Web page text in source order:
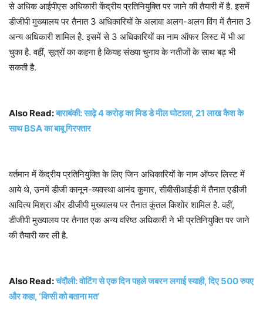
से अधिक आईपीएस अधिकारी केंद्रीय प्रतिनियुक्ति पर जाने की तैयारी में है. इसमें
डीजीपी मुख्यालय पर तैनात 3 अधिकारियों के अलावा अलग-अलग विंग में तैनात 3
अन्य अधिकारी शामिल है. इसमें से 3 अधिकारियों का नाम ऑफर लिस्ट में भी आ
चुका है. वहीं, सूत्रों का कहना है कियह संख्या चुनाव के नतीजों के साथ बढ़ भी
सकती है.
Also Read:बाराबंकी: साढ़े 4 करोड़ का मिड डे मील घोटाला, 21 लाख कैश के
साथ BSA का बाबू गिरफ्तार
वर्तमान में केंद्रीय प्रतिनियुक्ति के लिए जिन अधिकारियों के नाम ऑफर लिस्ट में
आये थे, उनमें डीजी कानून-व्यवस्था आनंद कुमार, सीबीसीआईडी में तैनात एडीजी
आदित्य मिश्रा और डीजीपी मुख्यालय पर तैनात कुंतल किशोर शामिल है. वहीं,
डीजीपी मुख्यालय पर तैनात एक अन्य वरिष्ठ अधिकारी ने भी प्रतिनियुक्ति पर जाने
की तैयारी कर ली है.
Also Read:चंदौली: वोटिंग से एक दिन पहले जबरन लगाई स्याही, दिए 500 रुपए
और कहा, ‘किसी को बताना मत’